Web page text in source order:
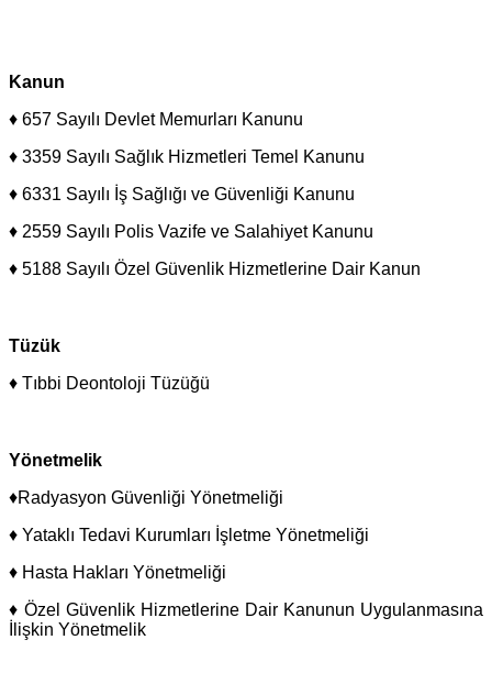
Kanun
♦ 657 Sayılı Devlet Memurları Kanunu
♦ 3359 Sayılı Sağlık Hizmetleri Temel Kanunu
♦ 6331 Sayılı İş Sağlığı ve Güvenliği Kanunu
♦ 2559 Sayılı Polis Vazife ve Salahiyet Kanunu
♦ 5188 Sayılı Özel Güvenlik Hizmetlerine Dair Kanun
Tüzük
♦ Tıbbi Deontoloji Tüzüğü
Yönetmelik
♦Radyasyon Güvenliği Yönetmeliği
♦ Yataklı Tedavi Kurumları İşletme Yönetmeliği
♦ Hasta Hakları Yönetmeliği
♦ Özel Güvenlik Hizmetlerine Dair Kanunun Uygulanmasına
İlişkin Yönetmelik